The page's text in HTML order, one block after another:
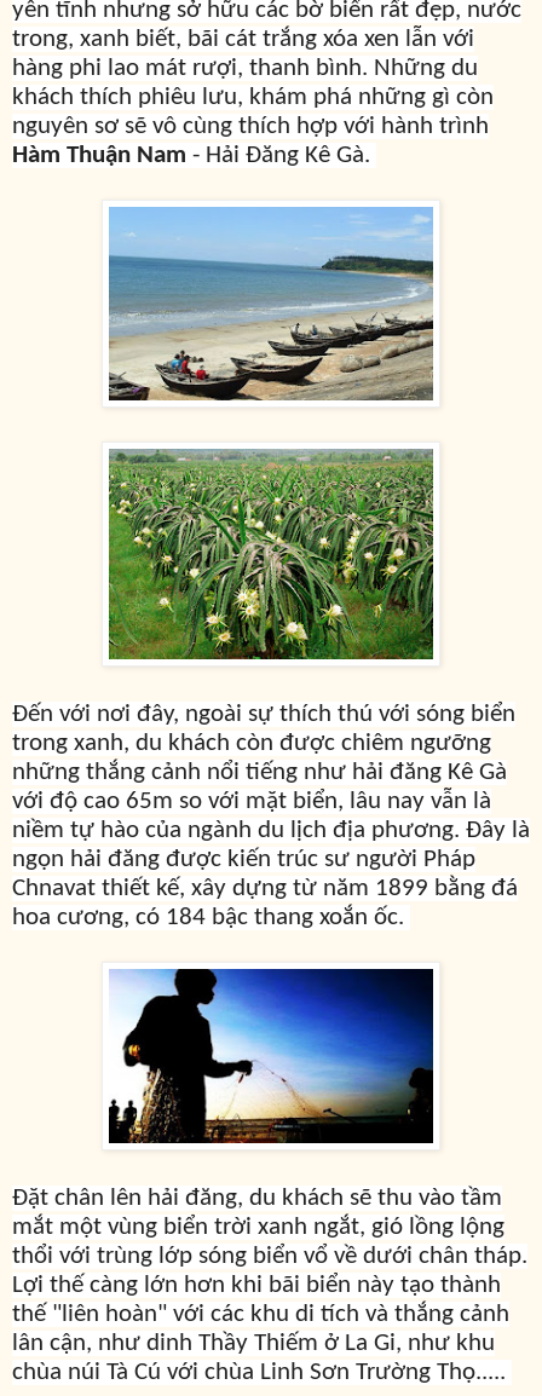
yên tĩnh nhưng sở hữu các bờ biển rất đẹp, nước
trong, xanh biết, bãi cát trắng xóa xen lẫn với
hàng phi lao mát rượi, thanh bình. Những du
khách thích phiêu lưu, khám phá những gì còn
nguyên sơ sẽ vô cùng thích hợp với hành trình
Hàm Thuận Nam - Hải Đăng Kê Gà.
Đến với nơi đây, ngoài sự thích thú với sóng biển
trong xanh, du khách còn được chiêm ngưỡng
những thắng cảnh nổi tiếng như hải đăng Kê Gà
với độ cao 65m so với mặt biển, lâu nay vẫn là
niềm tự hào của ngành du lịch địa phương. Đây là
ngọn hải đăng được kiến trúc sư người Pháp
Chnavat thiết kế, xây dựng từ năm 1899 bằng đá
hoa cương, có 184 bậc thang xoắn ốc.
Đặt chân lên hải đăng, du khách sẽ thu vào tầm
mắt một vùng biển trời xanh ngắt, gió lồng lộng
thổi với trùng lớp sóng biển vổ về dưới chân tháp.
Lợi thế càng lớn hơn khi bãi biển này tạo thành
thế "liên hoàn" với các khu di tích và thắng cảnh
lân cận, như dinh Thầy Thiếm ở La Gi, như khu
chùa núi Tà Cú với chùa Linh Sơn Trường Thọ.....